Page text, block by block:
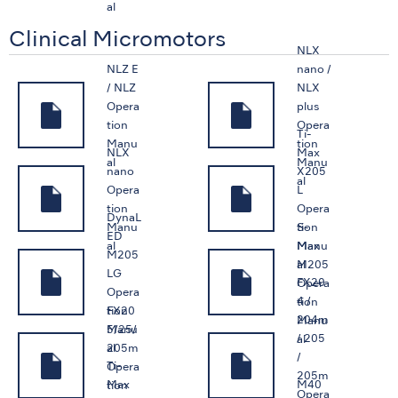
al
Clinical Micromotors
NLZ E
/ NLZ
Opera
tion
Manu
al
NLX
nano /
NLX
plus
Opera
tion
Manu
al
NLX
nano
Opera
tion
Manu
al
Ti-
Max
X205
L
Opera
tion
Manu
al
DynaL
ED
M205
LG
Opera
tion
Manu
al
S-
Max
M205
Opera
tion
Manu
al
FX20
5/25/
205m
Opera
tion
FX20
4 /
204m
/ 205
/
205m
Opera
Ti-
Max
M40